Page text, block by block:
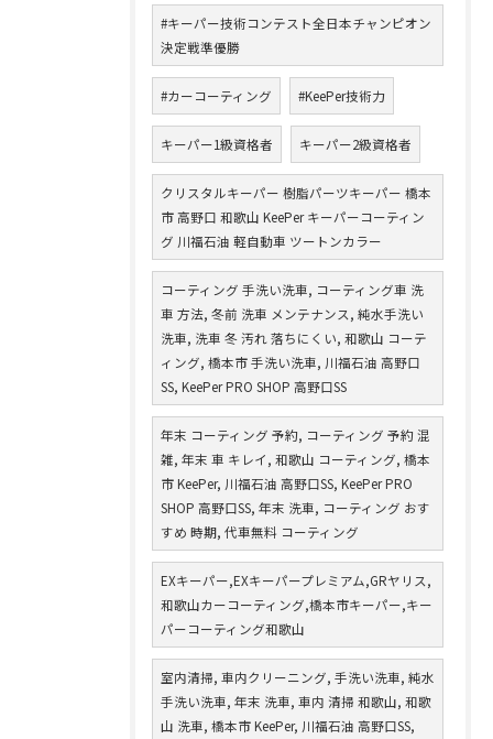
#キーパー技術コンテスト全日本チャンピオン
決定戦準優勝
#カーコーティング #KeePer技術力
キーパー1級資格者 キーパー2級資格者
クリスタルキーパー 樹脂パーツキーパー 橋本
市 高野口 和歌山 KeePer キーパーコーティン
グ 川福石油 軽自動車 ツートンカラー
コーティング 手洗い洗車, コーティング車 洗
車 方法, 冬前 洗車 メンテナンス, 純水手洗い
洗車, 洗車 冬 汚れ 落ちにくい, 和歌山 コーテ
ィング, 橋本市 手洗い洗車, 川福石油 高野口
SS, KeePer PRO SHOP 高野口SS
年末 コーティング 予約, コーティング 予約 混
雑, 年末 車 キレイ, 和歌山 コーティング, 橋本
市 KeePer, 川福石油 高野口SS, KeePer PRO
SHOP 高野口SS, 年末 洗車, コーティング おす
すめ 時期, 代車無料 コーティング
EXキーパー,EXキーパープレミアム,GRヤリス,
和歌山カーコーティング,橋本市キーパー,キー
パーコーティング和歌山
室内清掃, 車内クリーニング, 手洗い洗車, 純水
手洗い洗車, 年末 洗車, 車内 清掃 和歌山, 和歌
山 洗車, 橋本市 KeePer, 川福石油 高野口SS,